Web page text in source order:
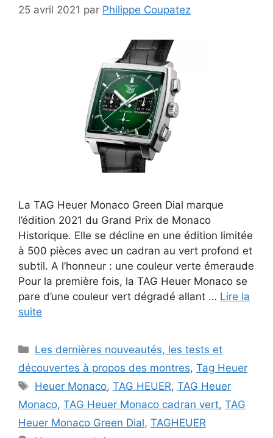
25 avril 2021 par Philippe Coupatez
La TAG Heuer Monaco Green Dial marque
l’édition 2021 du Grand Prix de Monaco
Historique. Elle se décline en une édition limitée
à 500 pièces avec un cadran au vert profond et
subtil. A l’honneur : une couleur verte émeraude
Pour la première fois, la TAG Heuer Monaco se
pare d’une couleur vert dégradé allant … Lire la
suite
Catégories
Les dernières nouveautés, les tests et
découvertes à propos des montres, Tag Heuer
Étiquettes
Heuer Monaco,TAG HEUER,TAG Heuer
Monaco, TAG Heuer Monaco cadran vert, TAG
Heuer Monaco Green Dial, TAGHEUER